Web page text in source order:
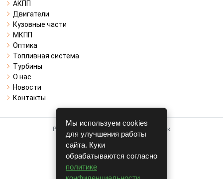
АКПП
Двигатели
Кузовные части
МКПП
Оптика
Топливная система
Турбины
О нас
Новости
Контакты
Работает на системе для авторазборок
CARRO.БИЗНЕС
Полная версия
© COPYRIGHT 2026 г.
Мы используем cookies
для улучшения работы
сайта. Куки
обрабатываются согласно
политике